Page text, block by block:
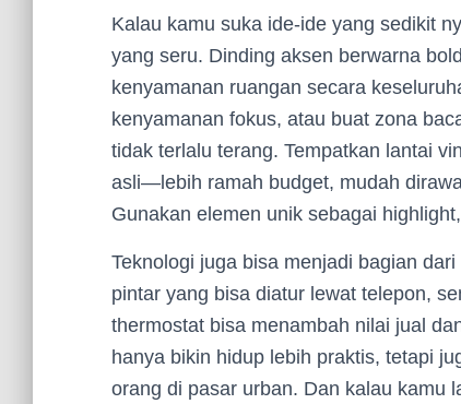
Kalau kamu suka ide-ide yang sedikit
yang seru. Dinding aksen berwarna
kenyamanan ruangan secara
kenyamanan fokus, atau buat zona
tidak terlalu terang. Tempatkan lantai
asli—lebih ramah budget, mudah
Gunakan elemen unik sebagai
Teknologi juga bisa menjadi bagian
pintar yang bisa diatur lewat telepon,
thermostat bisa menambah nilai jual
hanya bikin hidup lebih praktis, tetapi
orang di pasar urban. Dan kalau kamu